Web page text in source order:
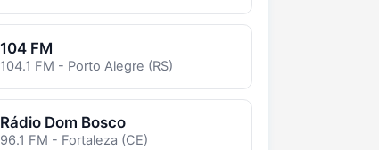
104 FM
104.1 FM - Porto Alegre (RS)
Rádio Dom Bosco
96.1 FM - Fortaleza (CE)